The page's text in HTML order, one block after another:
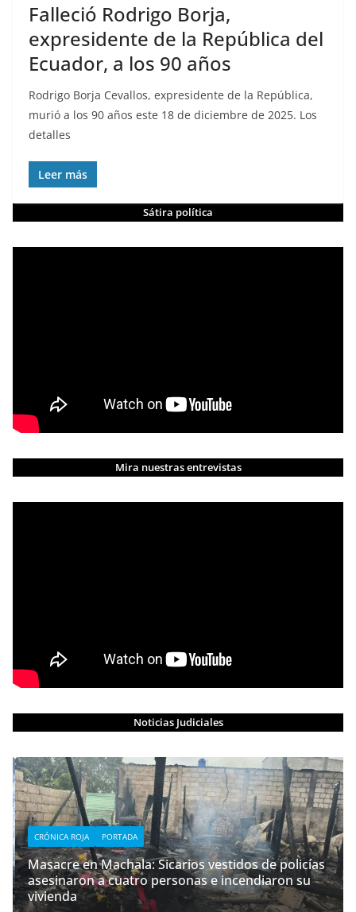
Falleció Rodrigo Borja,
expresidente de la República del
Ecuador, a los 90 años
Rodrigo Borja Cevallos, expresidente de la República,
murió a los 90 años este 18 de diciembre de 2025. Los
detalles
Leer más
Sátira política
Mira nuestras entrevistas
Noticias Judiciales
CRÓNICA ROJA PORTADA
Masacre en Machala: Sicarios vestidos de policías
asesinaron a cuatro personas e incendiaron su
vivienda